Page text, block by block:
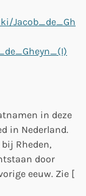
Jacob_de_Gh
in deze
in Nederland.
Rheden,
door
eeuw. Zie [